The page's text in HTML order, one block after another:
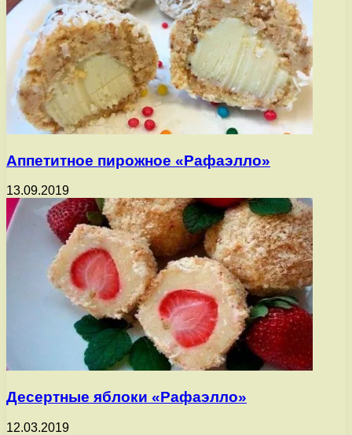
Аппетитное пирожное «Рафаэлло»
13.09.2019
Десертные яблоки «Рафаэлло»
12.03.2019